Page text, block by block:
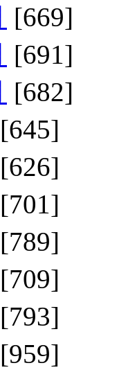
[669]
[691]
[682]
[645]
[626]
[701]
[789]
[709]
[793]
[959]